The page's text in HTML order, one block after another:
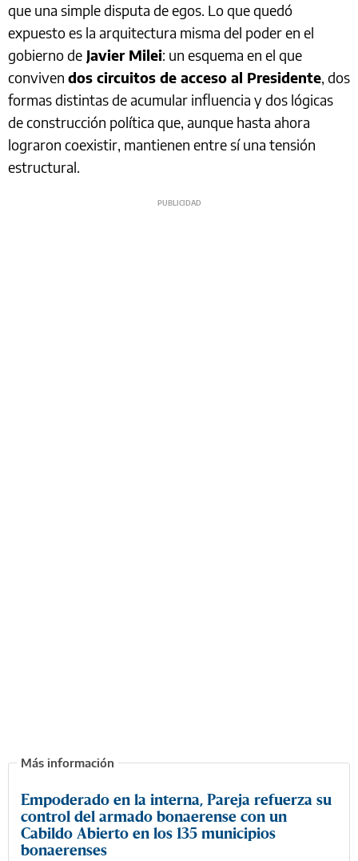
que una simple disputa de egos. Lo que quedó
expuesto es la arquitectura misma del poder en el
gobierno de Javier Milei: un esquema en el que
conviven dos circuitos de acceso al Presidente, dos
formas distintas de acumular influencia y dos lógicas
de construcción política que, aunque hasta ahora
lograron coexistir, mantienen entre sí una tensión
estructural.
Empoderado en la interna, Pareja refuerza su
control del armado bonaerense con un
Cabildo Abierto en los 135 municipios
bonaerenses